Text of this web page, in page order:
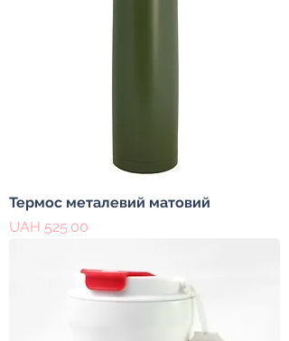
Термос металевий матовий
Price
UAH 525.00